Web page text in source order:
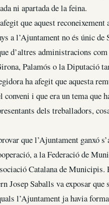
ni apartada de la feina.
que aquest reconeixement
a l’Ajuntament no és únic de
d’altres administracions
Palamós o la Diputació
ha afegit que aquesta
conveni i que era un tema que
dels treballadors,
que l’Ajuntament ganxó
a la Federació de
Catalana de
Josep Saballs va exposar que
l’Ajuntament ja havia